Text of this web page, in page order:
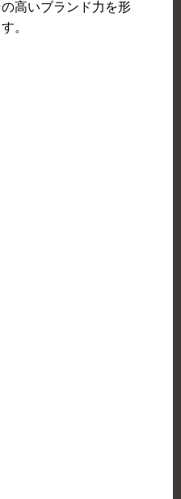
高いブランド力を形
。